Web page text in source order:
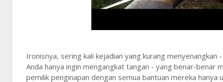
Ironisnya, sering kali kejadian yang kurang
Anda hanya ingin mengangkat tangan - yang benar-benar
pemilik penginapan dengan semua bantuan mereka